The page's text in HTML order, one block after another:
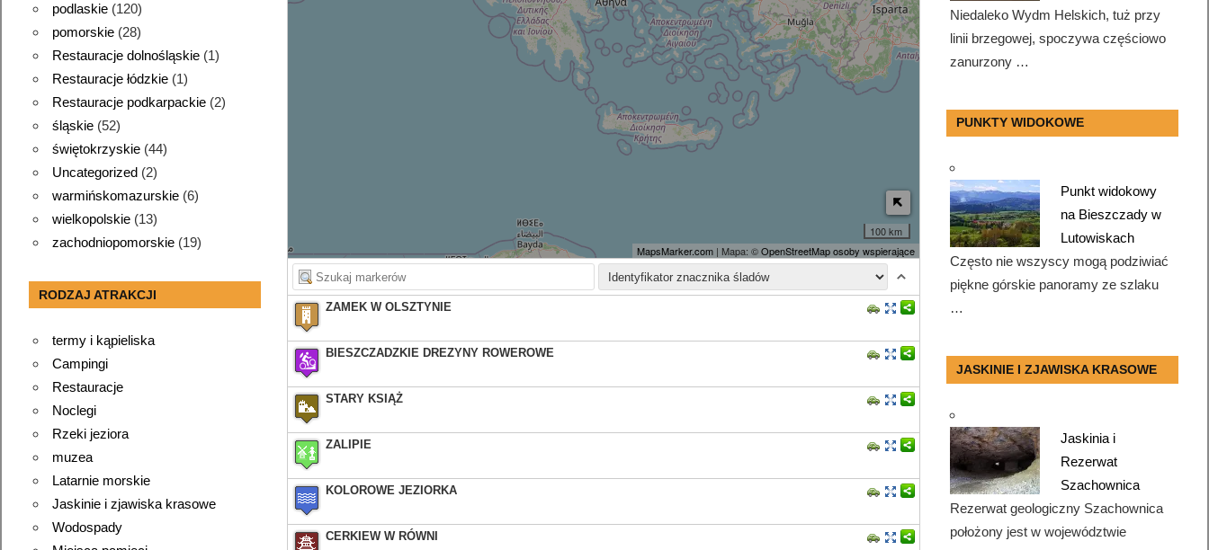
100 km
MapsMarker.com| Mapa: ©OpenStreetMap osoby wspierające
ZAMEK W OLSZTYNIE
BIESZCZADZKIE DREZYNY ROWEROWE
STARY KSIĄŻ
ZALIPIE
KOLOROWE JEZIORKA
CERKIEW W RÓWNI
podlaskie(120)
pomorskie(28)
Restauracje dolnośląskie(1)
Restauracje łódzkie(1)
Restauracje podkarpackie(2)
śląskie(52)
świętokrzyskie(44)
Uncategorized(2)
warmińskomazurskie(6)
wielkopolskie(13)
zachodniopomorskie(19)
RODZAJ ATRAKCJI
termy i kąpieliska
Campingi
Restauracje
Noclegi
Rzeki jeziora
muzea
Latarnie morskie
Jaskinie i zjawiska krasowe
Wodospady
Niedaleko Wydm Helskich, tuż przy
linii brzegowej, spoczywa częściowo
zanurzony …
PUNKTY WIDOKOWE
Punkt widokowy
na Bieszczady w
Lutowiskach
Często nie wszyscy mogą podziwiać
piękne górskie panoramy ze szlaku
…
JASKINIE I ZJAWISKA KRASOWE
Jaskinia i
Rezerwat
Szachownica
Rezerwat geologiczny Szachownica
położony jest w województwie